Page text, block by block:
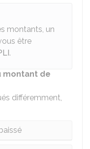
montants, un
être
.
montant de
différemment,